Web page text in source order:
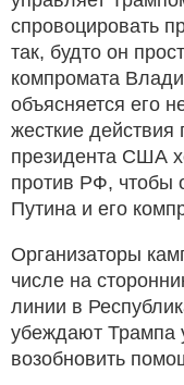
спровоцировать
так, будто он
компромата
объясняется его
жесткие
президента США
против РФ, чтобы
Путина и его
Организаторы
числе на
линии в
убеждают Трампа
возобновить